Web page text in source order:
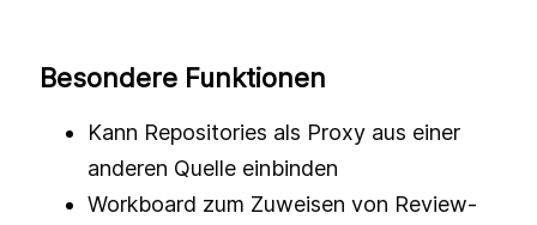
Besondere Funktionen
Kann Repositories als Proxy aus einer
anderen Quelle einbinden
Workboard zum Zuweisen von Review-